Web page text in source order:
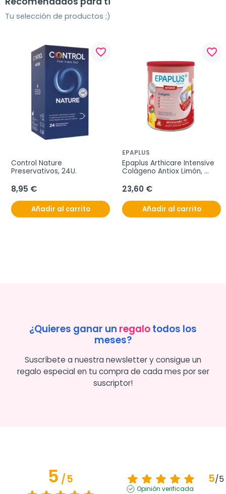
Tu selección de productos ;)
favorite_border
Control Nature
Preservativos, 24U.
8,95 €
Añadir al carrito
favorite_border
EPAPLUS
Epaplus Arthicare Intensive
Colágeno Antiox Limón,
23,60 €
Añadir al carrito
¿Quieres ganar un regalotodos los
meses?
Suscríbete a nuestra newsletter y consigue un
regalo especial en tu compra de cada mes por ser
suscriptor!
5/5 5/5
Opinión verificada